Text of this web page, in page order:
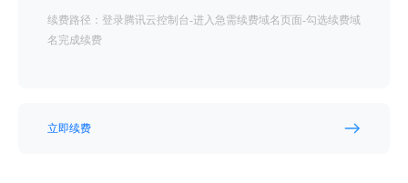
续费路径：登录腾讯云控制台-进入急需续费域名页面-勾选续费域
名完成续费
立即续费